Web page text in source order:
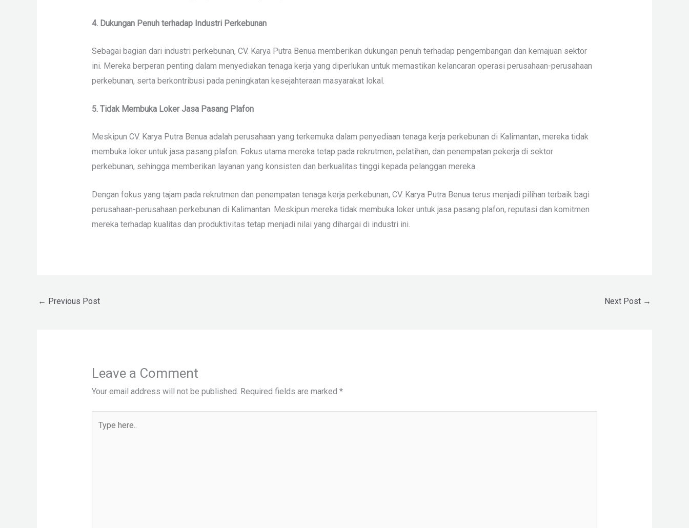
4. Dukungan Penuh terhadap Industri Perkebunan
Sebagai bagian dari industri perkebunan, CV. Karya Putra Benua memberikan dukungan penuh terhadap pengembangan dan kemajuan sektor
ini. Mereka berperan penting dalam menyediakan tenaga kerja yang diperlukan untuk memastikan kelancaran operasi perusahaan-perusahaan
perkebunan, serta berkontribusi pada peningkatan kesejahteraan masyarakat lokal.
5. Tidak Membuka Loker Jasa Pasang Plafon
Meskipun CV. Karya Putra Benua adalah perusahaan yang terkemuka dalam penyediaan tenaga kerja perkebunan di Kalimantan, mereka tidak
membuka loker untuk jasa pasang plafon. Fokus utama mereka tetap pada rekrutmen, pelatihan, dan penempatan pekerja di sektor
perkebunan, sehingga memberikan layanan yang konsisten dan berkualitas tinggi kepada pelanggan mereka.
Dengan fokus yang tajam pada rekrutmen dan penempatan tenaga kerja perkebunan, CV. Karya Putra Benua terus menjadi pilihan terbaik bagi
perusahaan-perusahaan perkebunan di Kalimantan. Meskipun mereka tidak membuka loker untuk jasa pasang plafon, reputasi dan komitmen
mereka terhadap kualitas dan produktivitas tetap menjadi nilai yang dihargai di industri ini.
← Previous Post Next Post →
Leave a Comment
Your email address will not be published. Required fields are marked *
here..